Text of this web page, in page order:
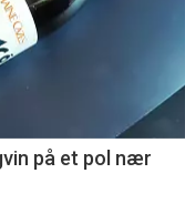
på et pol nær